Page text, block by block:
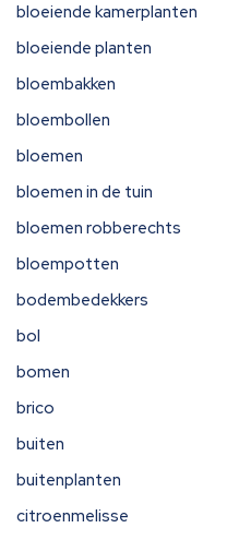
bloeiende kamerplanten
bloeiende planten
bloembakken
bloembollen
bloemen
bloemen in de tuin
bloemen robberechts
bloempotten
bodembedekkers
bol
bomen
brico
buiten
buitenplanten
citroenmelisse